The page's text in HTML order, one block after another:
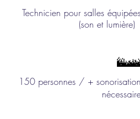
Technicien pour salles équipées
(son et lumière)
150 personnes / + sonorisation